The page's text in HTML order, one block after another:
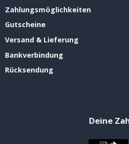
Zahlungsmöglichkeiten
Gutscheine
Versand & Lieferung
Bankverbindung
Rücksendung
Deine